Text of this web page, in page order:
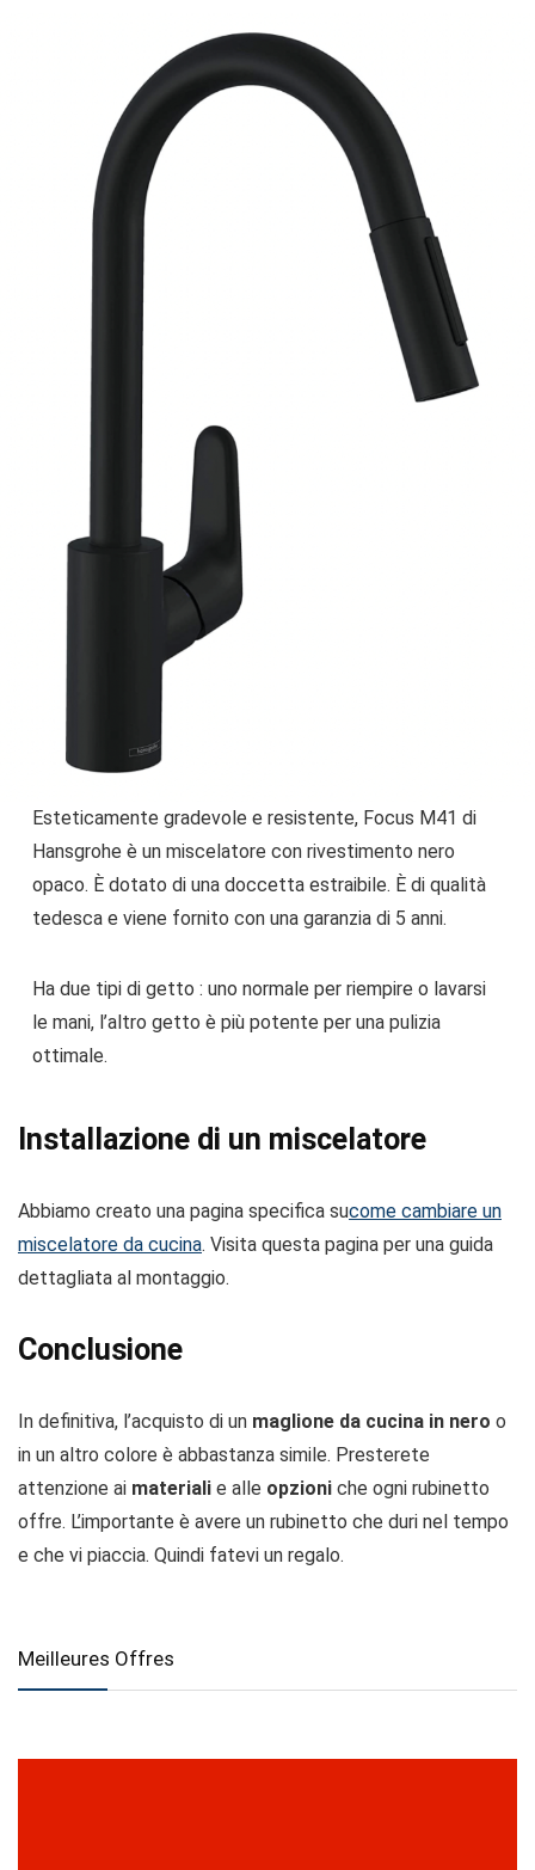
Esteticamente gradevole e resistente, Focus M41 di
Hansgrohe è un miscelatore con rivestimento nero
opaco. È dotato di una doccetta estraibile. È di qualità
tedesca e viene fornito con una garanzia di 5 anni.
Ha due tipi di getto : uno normale per riempire o lavarsi
le mani, l’altro getto è più potente per una pulizia
ottimale.
Installazione di un miscelatore
Abbiamo creato una pagina specifica sucome cambiare un
miscelatore da cucina. Visita questa pagina per una guida
dettagliata al montaggio.
Conclusione
In definitiva, l’acquisto di un maglione da cucina in nero o
in un altro colore è abbastanza simile. Presterete
attenzione ai materiali e alle opzioni che ogni rubinetto
offre. L’importante è avere un rubinetto che duri nel tempo
e che vi piaccia. Quindi fatevi un regalo.
Meilleures Offres